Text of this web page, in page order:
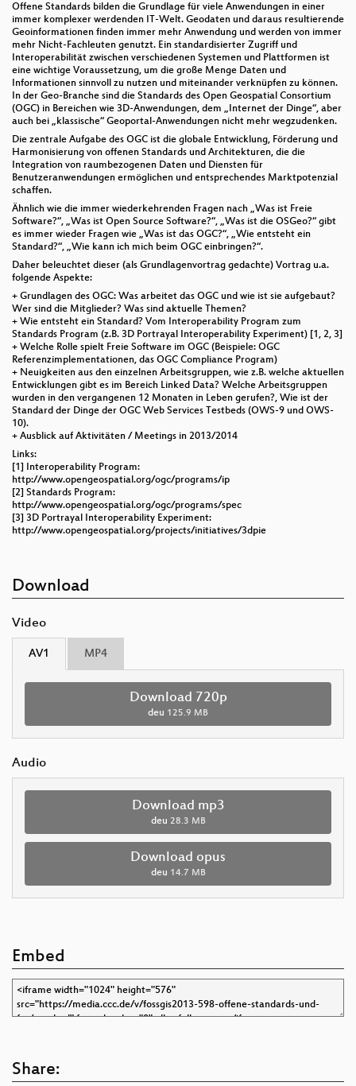
Offene Standards bilden die Grundlage für viele Anwendungen in einer
immer komplexer werdenden IT-Welt. Geodaten und daraus resultierende
Geoinformationen finden immer mehr Anwendung und werden von immer
mehr Nicht-Fachleuten genutzt. Ein standardisierter Zugriff und
Interoperabilität zwischen verschiedenen Systemen und Plattformen ist
eine wichtige Voraussetzung, um die große Menge Daten und
Informationen sinnvoll zu nutzen und miteinander verknüpfen zu können.
In der Geo-Branche sind die Standards des Open Geospatial Consortium
(OGC) in Bereichen wie 3D-Anwendungen, dem „Internet der Dinge“, aber
auch bei „klassische“ Geoportal-Anwendungen nicht mehr wegzudenken.
Die zentrale Aufgabe des OGC ist die globale Entwicklung, Förderung und
Harmonisierung von offenen Standards und Architekturen, die die
Integration von raumbezogenen Daten und Diensten für
Benutzeranwendungen ermöglichen und entsprechendes Marktpotenzial
schaffen.
Ähnlich wie die immer wiederkehrenden Fragen nach „Was ist Freie
Software?“, „Was ist Open Source Software?“, „Was ist die OSGeo?“ gibt
es immer wieder Fragen wie „Was ist das OGC?“, „Wie entsteht ein
Standard?“, „Wie kann ich mich beim OGC einbringen?“.
Daher beleuchtet dieser (als Grundlagenvortrag gedachte) Vortrag u.a.
folgende Aspekte:
+ Grundlagen des OGC: Was arbeitet das OGC und wie ist sie aufgebaut?
Wer sind die Mitglieder? Was sind aktuelle Themen?
+ Wie entsteht ein Standard? Vom Interoperability Program zum
Standards Program (z.B. 3D Portrayal Interoperability Experiment) [1, 2, 3]
+ Welche Rolle spielt Freie Software im OGC (Beispiele: OGC
Referenzimplementationen, das OGC Compliance Program)
+ Neuigkeiten aus den einzelnen Arbeitsgruppen, wie z.B. welche aktuellen
Entwicklungen gibt es im Bereich Linked Data? Welche Arbeitsgruppen
wurden in den vergangenen 12 Monaten in Leben gerufen?, Wie ist der
Standard der Dinge der OGC Web Services Testbeds (OWS-9 und OWS-
10).
+ Ausblick auf Aktivitäten / Meetings in 2013/2014
Links:
[1] Interoperability Program:
http://www.opengeospatial.org/ogc/programs/ip
[2] Standards Program:
http://www.opengeospatial.org/ogc/programs/spec
[3] 3D Portrayal Interoperability Experiment:
http://www.opengeospatial.org/projects/initiatives/3dpie
Download
Video
AV1 MP4
Download 720p
deu 125.9 MB
Audio
Download mp3
deu 28.3 MB
Download opus
deu 14.7 MB
Embed
Share: